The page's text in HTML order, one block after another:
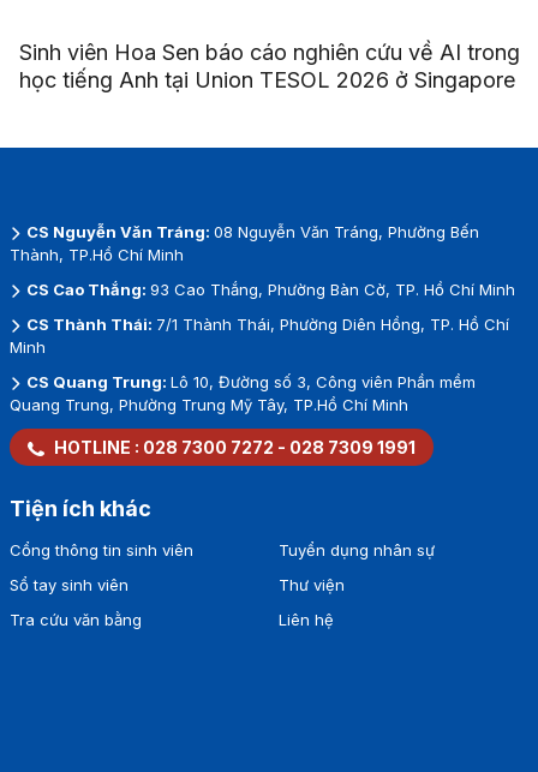
Sinh viên Hoa Sen báo cáo nghiên cứu về AI trong
học tiếng Anh tại Union TESOL 2026 ở Singapore
CS Nguyễn Văn Tráng: 08 Nguyễn Văn Tráng, Phường Bến
Thành, TP.Hồ Chí Minh
CS Cao Thắng: 93 Cao Thắng, Phường Bàn Cờ, TP. Hồ Chí Minh
CS Thành Thái: 7/1 Thành Thái, Phường Diên Hồng, TP. Hồ Chí
Minh
CS Quang Trung: Lô 10, Đường số 3, Công viên Phần mềm
Quang Trung, Phường Trung Mỹ Tây, TP.Hồ Chí Minh
HOTLINE : 028 7300 7272 - 028 7309 1991
Tiện ích khác
Cổng thông tin sinh viên
Sổ tay sinh viên
Tra cứu văn bằng
Tuyển dụng nhân sự
Thư viện
Liên hệ